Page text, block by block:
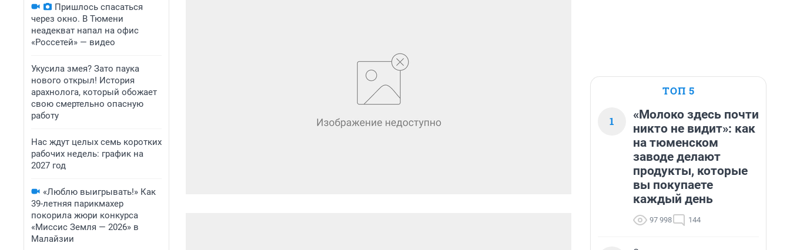
Пришлось спасаться
через окно. В Тюмени
неадекват напал на офис
«Россетей» — видео
Укусила змея? Зато паука
нового открыл! История
арахнолога, который обожает
свою смертельно опасную
работу
Нас ждут целых семь коротких
рабочих недель: график на
2027 год
«Люблю выигрывать!» Как
39-летняя парикмахер
покорила жюри конкурса
«Миссис Земля — 2026» в
Малайзии
ТОП 5
1
«Молоко здесь почти
никто не видит»: как
на тюменском
заводе делают
продукты, которые
вы покупаете
каждый день
97 998 144